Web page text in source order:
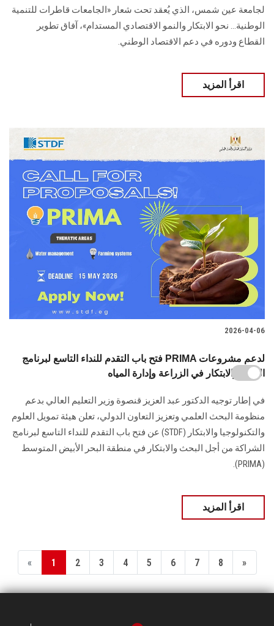
لجامعة عين شمس، الذي يُعقد تحت شعار «الجامعات قاطرات للتنمية
الوطنية… نحو الابتكار والنمو الاقتصادي المستدام»، آفاق تطوير
القطاع ودوره في دعم الاقتصاد الوطني.
اقرأ المزيد
2026-04-06
فتح باب التقدم للنداء التاسع لبرنامج PRIMA لدعم مشروعات
البحث والابتكار في الزراعة وإدارة المياه
في إطار توجيه الدكتور عبد العزيز قنصوة وزير التعليم العالي بدعم
منظومة البحث العلمي وتعزيز التعاون الدولي، تعلن هيئة تمويل العلوم
والتكنولوجيا والابتكار (STDF) عن فتح باب التقدم للنداء التاسع لبرنامج
الشراكة من أجل البحث والابتكار في منطقة البحر الأبيض المتوسط
(PRIMA).
اقرأ المزيد
« 1 2 3 4 5 6 7 8 »